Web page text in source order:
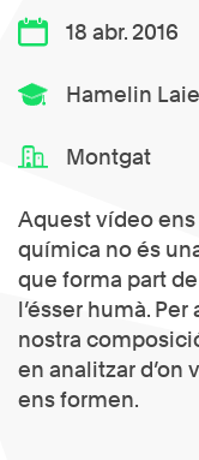
18 abr. 2016
Hamelin
Montgat
Aquest vídeo
química no és
que forma part
l’ésser humà.
nostra
en analitzar d’on
ens formen.